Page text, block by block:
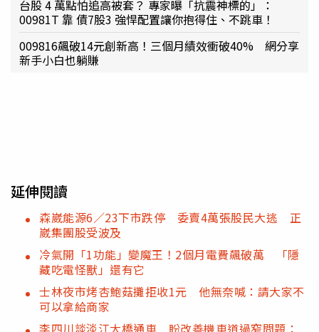
台股 4 萬點怕追高被套？ 專家曝「抗震神標的」：
00981T 靠 債7股3 強悍配置讓你抱得住、不跳車！
009816飆破14元創新高！三個月績效衝破40% 網分享
新手小白也躺賺
延伸閱讀
森崴能源6／23下市跌停 委賣4萬張股民大逃 正
崴集團股受波及
冷氣開「1功能」變魔王！2個月電費飆破萬 「隱
藏吃電怪獸」還有它
士林夜市烤杏鮑菇攤拒收1元 他無奈喊：請大家不
可以拿給商家